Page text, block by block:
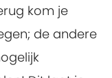
kom je
de andere